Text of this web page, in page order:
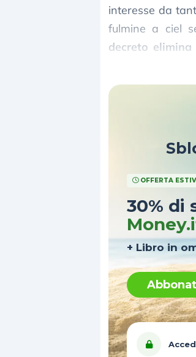
interesse da
fulmine a ciel
decreto elimina
OFFERTA
30% di
+ Libro in